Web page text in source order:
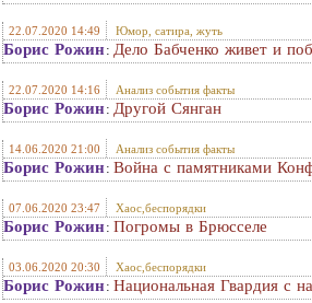
22.07.2020 14:49 Юмор, сатира, жуть
Борис Рожин: Дело Бабченко живет и
22.07.2020 14:16 Анализ события факты
Борис Рожин: Другой Сянган
14.06.2020 21:00 Анализ события факты
Борис Рожин: Война с памятниками
07.06.2020 23:47 Хаос,беспорядки
Борис Рожин: Погромы в Брюсселе
03.06.2020 20:30 Хаос,беспорядки
Борис Рожин: Национальная Гвардия с